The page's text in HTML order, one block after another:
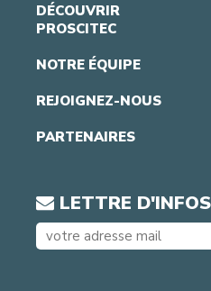
DÉCOUVRIR
PROSCITEC
NOTRE ÉQUIPE
REJOIGNEZ-NOUS
PARTENAIRES
LETTRE D'INFOS